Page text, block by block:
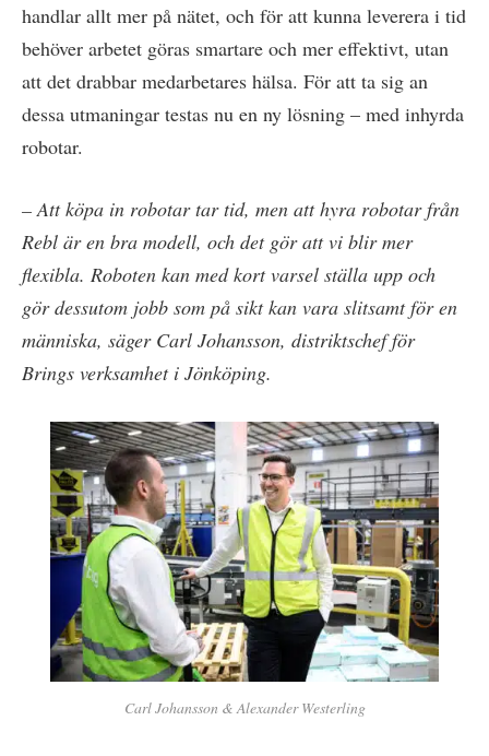
handlar allt mer på nätet, och för att kunna leverera i tid
behöver arbetet göras smartare och mer effektivt, utan
att det drabbar medarbetares hälsa. För att ta sig an
dessa utmaningar testas nu en ny lösning – med inhyrda
robotar.
– Att köpa in robotar tar tid, men att hyra robotar från
Rebl är en bra modell, och det gör att vi blir mer
flexibla. Roboten kan med kort varsel ställa upp och
gör dessutom jobb som på sikt kan vara slitsamt för en
människa, säger Carl Johansson, distriktschef för
Brings verksamhet i Jönköping.
Carl Johansson & Alexander Westerling